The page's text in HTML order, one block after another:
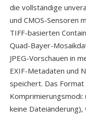
die vollständige
und CMOS-Sensoren
TIFF-basierten
Quad-Bayer-
JPEG-Vorschauen in
EXIF-Metadaten und
speichert. Das
keine